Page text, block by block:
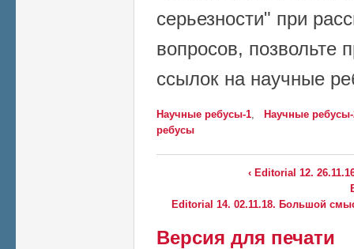
серьезности" при
вопросов, позвольте
ссылок на научные
Научные ребусы-1
Научные
ребусы
‹ Editorial 12.
Editorial 14. 02.11.18. Большой
Версия для печати